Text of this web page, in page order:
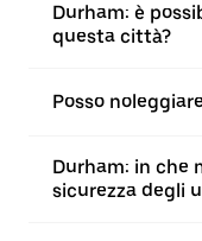
Durham: è
questa città?
Posso
Durham: in che
sicurezza degli